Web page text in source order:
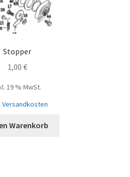
Stopper
1,00 €
19 % MwSt.
Versandkosten
Warenkorb